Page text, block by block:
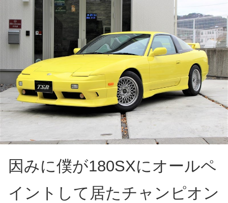
因みに僕が180SXにオールペ
イントして居たチャンピオン